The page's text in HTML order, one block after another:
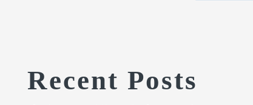
Recent Posts